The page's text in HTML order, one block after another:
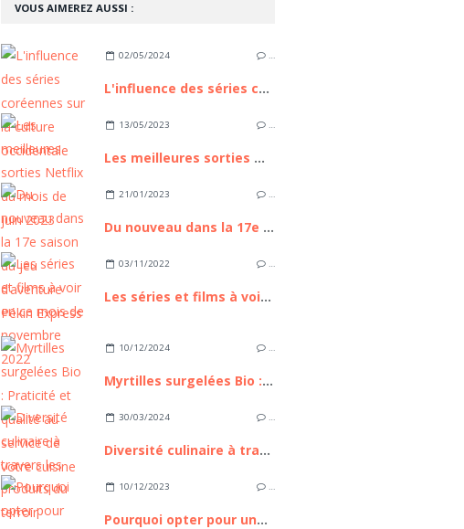
VOUS AIMEREZ AUSSI :
02/05/2024 …
L'influence des séries coréennes sur la culture occidentale
13/05/2023 …
Les meilleures sorties Netflix du mois de juin 2023
21/01/2023 …
Du nouveau dans la 17e saison du jeu d’aventure Pékin Express
03/11/2022 …
Les séries et films à voir en ce mois de novembre 2022
10/12/2024 …
Myrtilles surgelées Bio : Praticité et qualité au service de votre cuisine
30/03/2024 …
Diversité culinaire à travers les produits du terroir
10/12/2023 …
Pourquoi opter pour une cuisine connectée ?